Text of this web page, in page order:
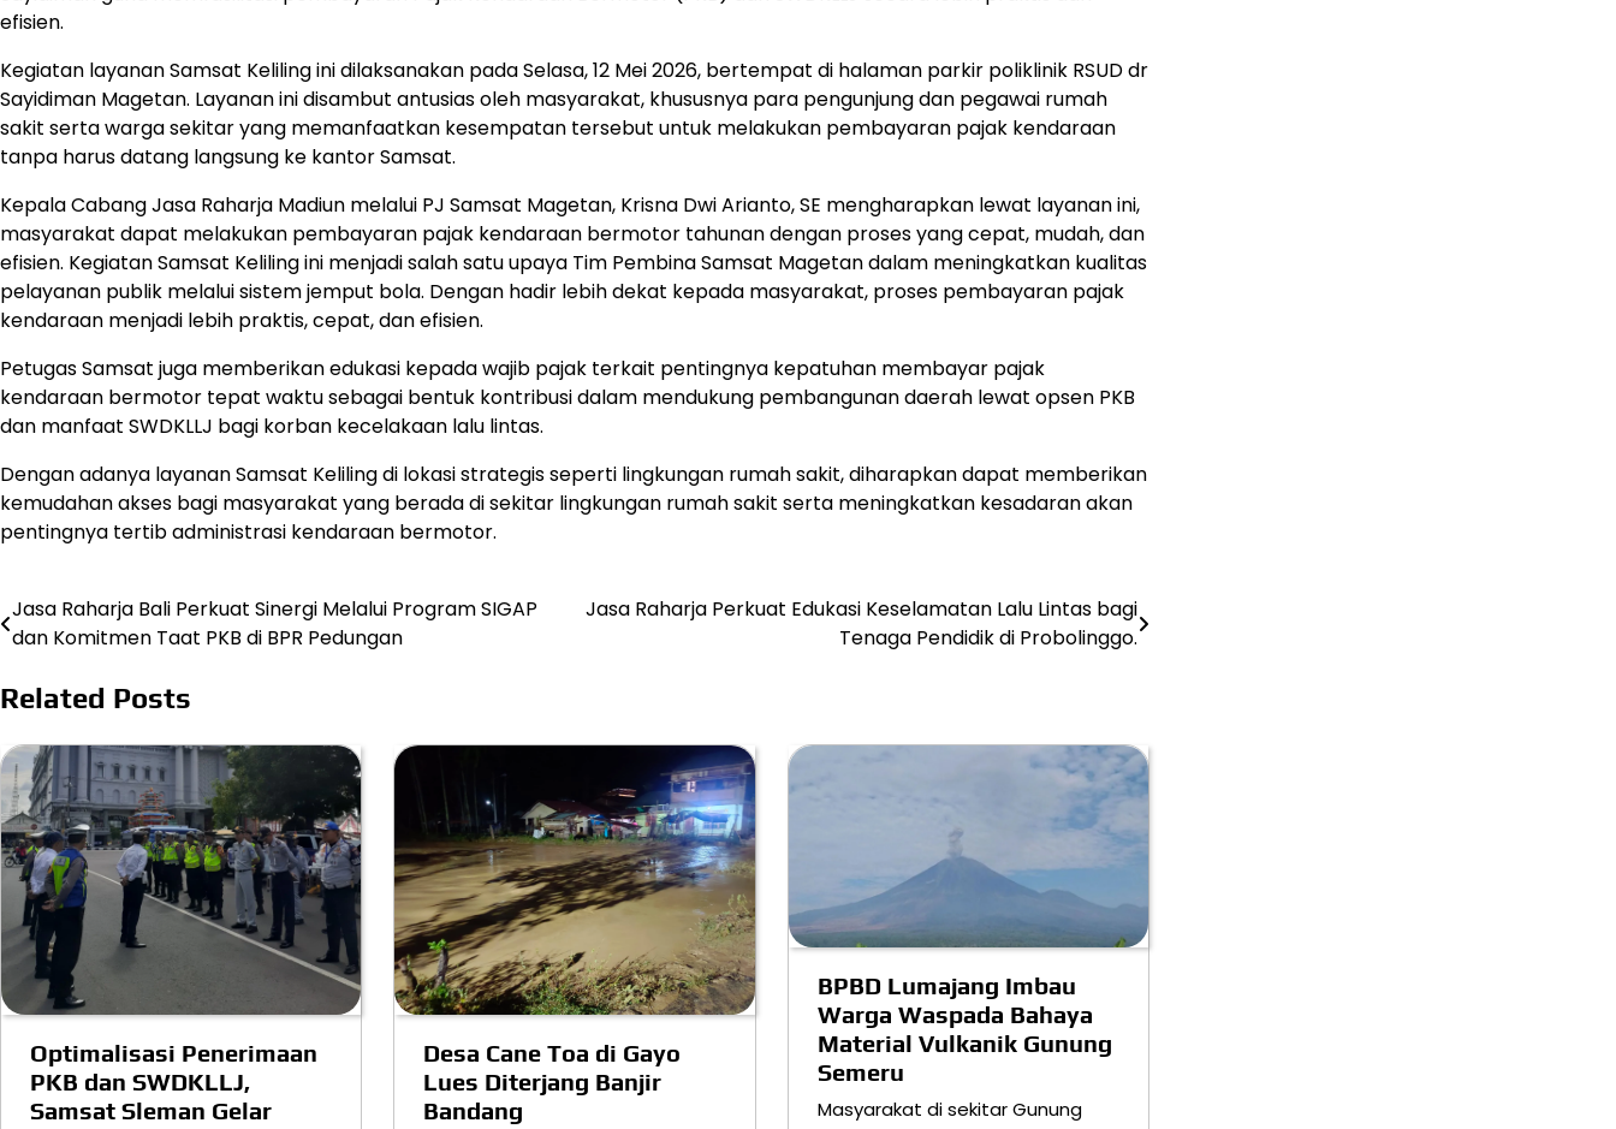
efisien.
Kegiatan layanan Samsat Keliling ini dilaksanakan pada Selasa, 12 Mei 2026, bertempat di halaman parkir poliklinik RSUD dr
Sayidiman Magetan. Layanan ini disambut antusias oleh masyarakat, khususnya para pengunjung dan pegawai rumah
sakit serta warga sekitar yang memanfaatkan kesempatan tersebut untuk melakukan pembayaran pajak kendaraan
tanpa harus datang langsung ke kantor Samsat.
Kepala Cabang Jasa Raharja Madiun melalui PJ Samsat Magetan, Krisna Dwi Arianto, SE mengharapkan lewat layanan ini,
masyarakat dapat melakukan pembayaran pajak kendaraan bermotor tahunan dengan proses yang cepat, mudah, dan
efisien. Kegiatan Samsat Keliling ini menjadi salah satu upaya Tim Pembina Samsat Magetan dalam meningkatkan kualitas
pelayanan publik melalui sistem jemput bola. Dengan hadir lebih dekat kepada masyarakat, proses pembayaran pajak
kendaraan menjadi lebih praktis, cepat, dan efisien.
Petugas Samsat juga memberikan edukasi kepada wajib pajak terkait pentingnya kepatuhan membayar pajak
kendaraan bermotor tepat waktu sebagai bentuk kontribusi dalam mendukung pembangunan daerah lewat opsen PKB
dan manfaat SWDKLLJ bagi korban kecelakaan lalu lintas.
Dengan adanya layanan Samsat Keliling di lokasi strategis seperti lingkungan rumah sakit, diharapkan dapat memberikan
kemudahan akses bagi masyarakat yang berada di sekitar lingkungan rumah sakit serta meningkatkan kesadaran akan
pentingnya tertib administrasi kendaraan bermotor.
Post
Jasa Raharja Bali Perkuat Sinergi Melalui Program SIGAP
dan Komitmen Taat PKB di BPR Pedungan
Jasa Raharja Perkuat Edukasi Keselamatan Lalu Lintas bagi
Tenaga Pendidik di Probolinggo.
Related Posts
Optimalisasi Penerimaan
PKB dan SWDKLLJ,
Samsat Sleman Gelar
Desa Cane Toa di Gayo
Lues Diterjang Banjir
Bandang
BPBD Lumajang Imbau
Warga Waspada Bahaya
Material Vulkanik Gunung
Semeru
Masyarakat di sekitar Gunung